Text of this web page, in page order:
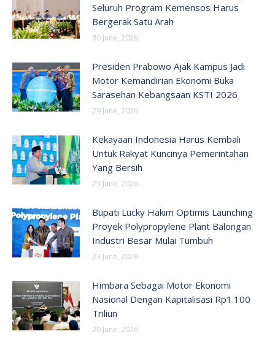
Seluruh Program Kemensos Harus
Bergerak Satu Arah
30 June, 2026
Presiden Prabowo Ajak Kampus Jadi
Motor Kemandirian Ekonomi Buka
Sarasehan Kebangsaan KSTI 2026
29 June, 2026
Kekayaan Indonesia Harus Kembali
Untuk Rakyat Kuncinya Pemerintahan
Yang Bersih
25 June, 2026
Bupati Lucky Hakim Optimis Launching
Proyek Polypropylene Plant Balongan
Industri Besar Mulai Tumbuh
23 June, 2026
Himbara Sebagai Motor Ekonomi
Nasional Dengan Kapitalisasi Rp1.100
Triliun
20 June, 2026